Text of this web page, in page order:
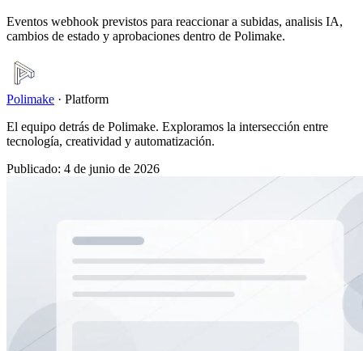
Eventos webhook previstos para reaccionar a subidas, analisis IA,
cambios de estado y aprobaciones dentro de Polimake.
Polimake · Platform
El equipo detrás de Polimake. Exploramos la intersección entre
tecnología, creatividad y automatización.
Publicado: 4 de junio de 2026